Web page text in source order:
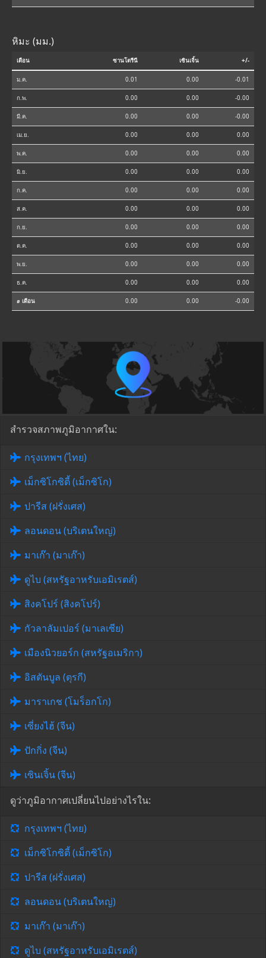
หิมะ (มม.)
เดือน ซานโตรีนี เซินเจิ้น +/-
ม.ค. 0.01 0.00 -0.01
ก.พ. 0.00 0.00 -0.00
มี.ค. 0.00 0.00 -0.00
เม.ย. 0.00 0.00 0.00
พ.ค. 0.00 0.00 0.00
มิ.ย. 0.00 0.00 0.00
ก.ค. 0.00 0.00 0.00
ส.ค. 0.00 0.00 0.00
ก.ย. 0.00 0.00 0.00
ต.ค. 0.00 0.00 0.00
พ.ย. 0.00 0.00 0.00
ธ.ค. 0.00 0.00 0.00
⌀ เดือน 0.00 0.00 -0.00
สำรวจสภาพภูมิอากาศใน:
กรุงเทพฯ (ไทย)
เม็กซิโกซิตี้ (เม็กซิโก)
ปารีส (ฝรั่งเศส)
ลอนดอน (บริเตนใหญ่)
มาเก๊า (มาเก๊า)
ดูไบ (สหรัฐอาหรับเอมิเรตส์)
สิงคโปร์ (สิงคโปร์)
กัวลาลัมเปอร์ (มาเลเซีย)
เมืองนิวยอร์ก (สหรัฐอเมริกา)
อิสตันบูล (ตุรกี)
มาราเกช (โมร็อกโก)
เซี่ยงไฮ้ (จีน)
ปักกิ่ง (จีน)
เซินเจิ้น (จีน)
ดูว่าภูมิอากาศเปลี่ยนไปอย่างไรใน:
กรุงเทพฯ (ไทย)
เม็กซิโกซิตี้ (เม็กซิโก)
ปารีส (ฝรั่งเศส)
ลอนดอน (บริเตนใหญ่)
มาเก๊า (มาเก๊า)
ดูไบ (สหรัฐอาหรับเอมิเรตส์)